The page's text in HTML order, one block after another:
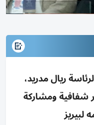
ريال مدريد،
شفافية ومشاركة
لبيريز